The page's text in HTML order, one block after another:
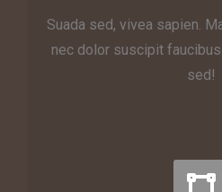
Suada sed, vivea sapien.
nec dolor suscipit
sed!